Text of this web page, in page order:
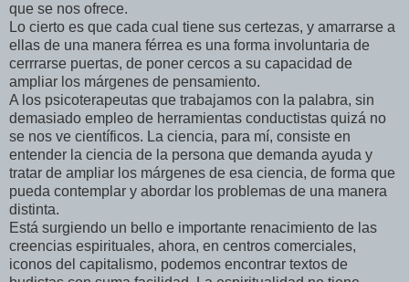
que se nos ofrece.
Lo cierto es que cada cual tiene sus certezas, y amarrarse a
ellas de una manera férrea es una forma involuntaria de
cerrrarse puertas, de poner cercos a su capacidad de
ampliar los márgenes de pensamiento.
A los psicoterapeutas que trabajamos con la palabra, sin
demasiado empleo de herramientas conductistas quizá no
se nos ve científicos. La ciencia, para mí, consiste en
entender la ciencia de la persona que demanda ayuda y
tratar de ampliar los márgenes de esa ciencia, de forma que
pueda contemplar y abordar los problemas de una manera
distinta.
Está surgiendo un bello e importante renacimiento de las
creencias espirituales, ahora, en centros comerciales,
iconos del capitalismo, podemos encontrar textos de